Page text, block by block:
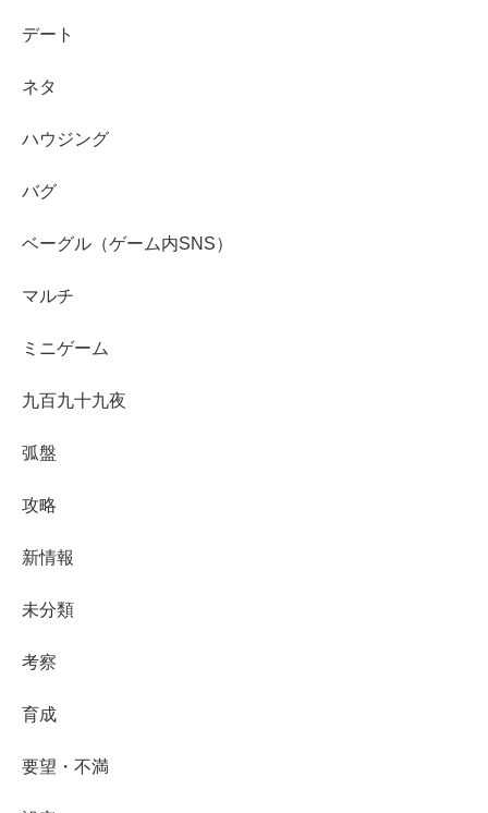
デート
ネタ
ハウジング
バグ
ベーグル（ゲーム内SNS）
マルチ
ミニゲーム
九百九十九夜
弧盤
攻略
新情報
未分類
考察
育成
要望・不満